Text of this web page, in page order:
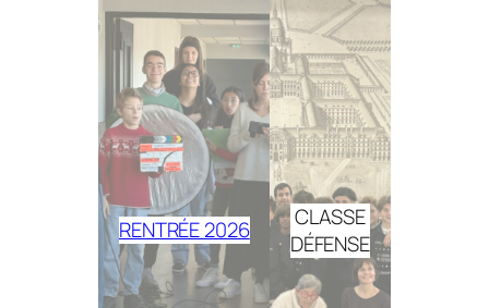
RENTRÉE 2026
CLASSE
DÉFENSE